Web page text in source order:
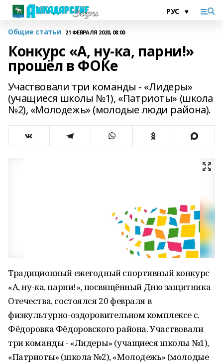
Общие статьи 21 ФЕВРАЛЯ 2020, 08:00
Конкурс «А, ну-ка, парни!»
прошёл в ФОКе
Участвовали три команды - «Лидеры»
(учащиеся школы №1), «Патриоты» (школа
№2), «Молодежь» (молодые люди района).
Традиционный ежегодный спортивный конкурс
«А, ну-ка, парни!», посвящённый Дню защитника
Отечества, состоялся 20 февраля в
физкультурно-оздоровительном комплексе с.
Фёдоровка Фёдоровского района. Участвовали
три команды - «Лидеры» (учащиеся школы №1),
«Патриоты» (школа №2), «Молодежь» (молодые